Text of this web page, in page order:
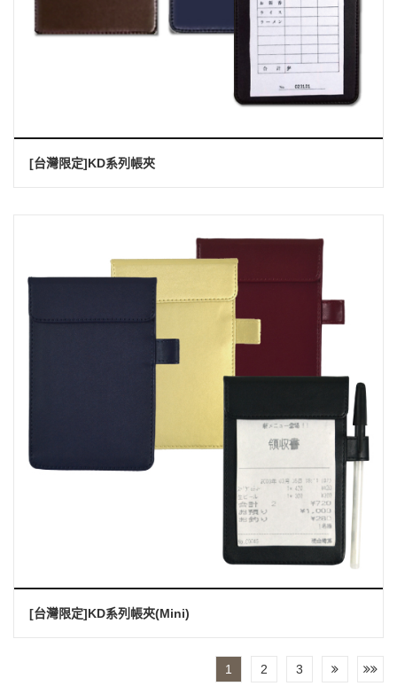
[台灣限定]KD系列帳夾
[台灣限定]KD系列帳夾(mini)
1 2 3